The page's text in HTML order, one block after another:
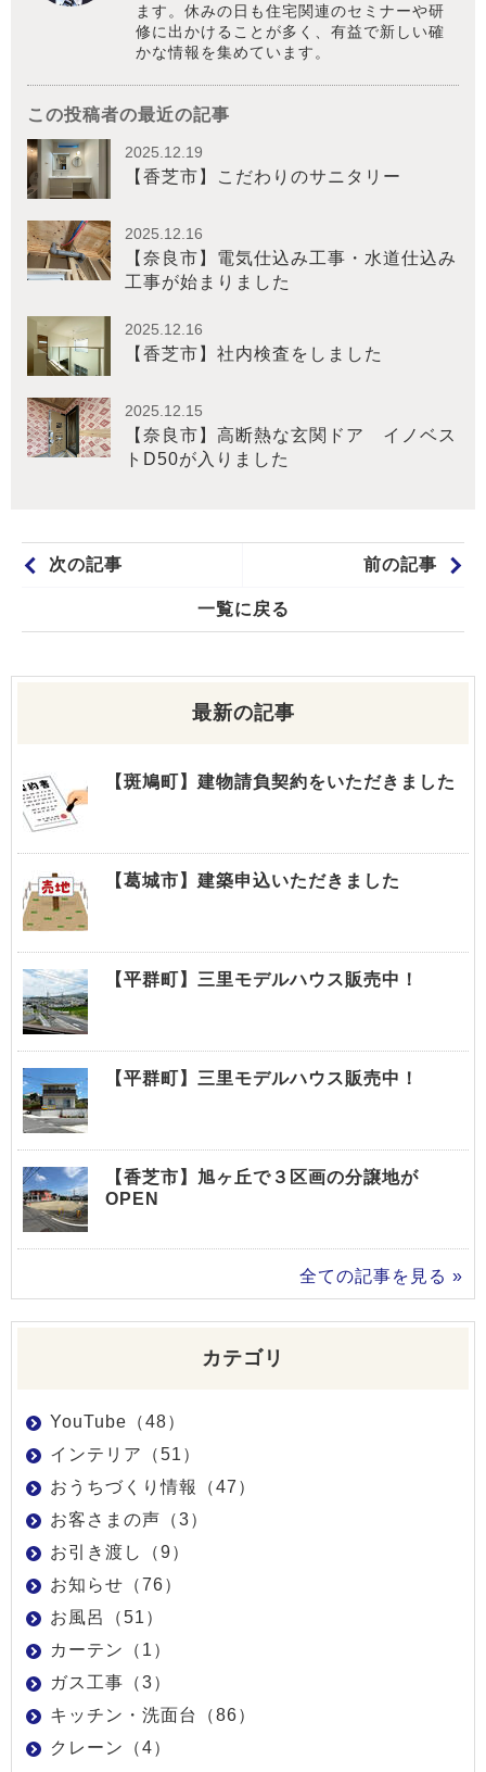
ます。休みの日も住宅関連のセミナーや研
修に出かけることが多く、有益で新しい確
かな情報を集めています。
この投稿者の最近の記事
2025.12.19
【香芝市】こだわりのサニタリー
2025.12.16
【奈良市】電気仕込み工事・水道仕込み
工事が始まりました
2025.12.16
【香芝市】社内検査をしました
2025.12.15
【奈良市】高断熱な玄関ドア イノベス
トD50が入りました
次の記事 前の記事
一覧に戻る
最新の記事
【斑鳩町】建物請負契約をいただきました
【葛城市】建築申込いただきました
【平群町】三里モデルハウス販売中！
【平群町】三里モデルハウス販売中！
【香芝市】旭ヶ丘で３区画の分譲地が
OPEN
全ての記事を見る »
カテゴリ
YouTube（48）
インテリア（51）
おうちづくり情報（47）
お客さまの声（3）
お引き渡し（9）
お知らせ（76）
お風呂（51）
カーテン（1）
ガス工事（3）
キッチン・洗面台（86）
クレーン（4）